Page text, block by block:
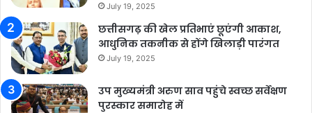
July 19, 2025
छत्तीसगढ़ की खेल प्रतिभाएं छूएंगी आकाश,
आधुनिक तकनीक से होंगे खिलाड़ी पारंगत
July 19, 2025
उप मुख्यमंत्री अरुण साव पहुंचे स्वच्छ सर्वेक्षण
पुरस्कार समारोह में